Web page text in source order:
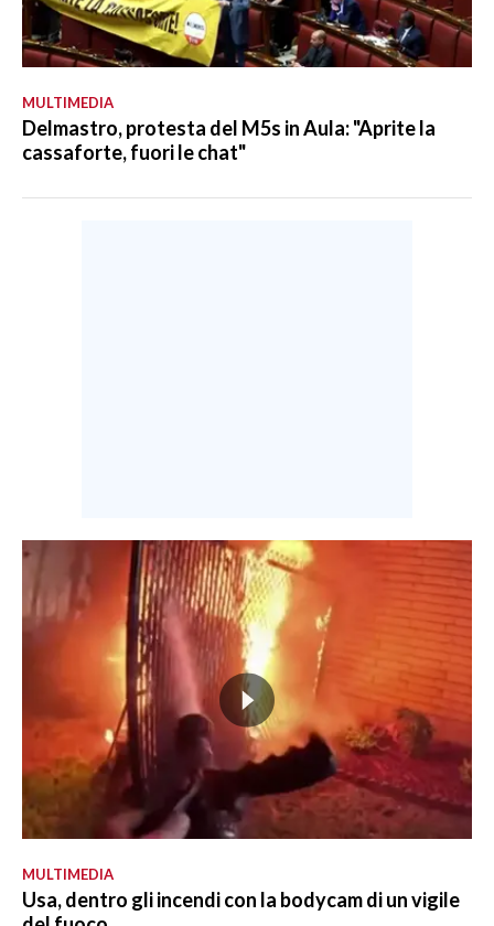
MULTIMEDIA
Delmastro, protesta del M5s in Aula: "Aprite la
cassaforte, fuori le chat"
MULTIMEDIA
Usa, dentro gli incendi con la bodycam di un vigile